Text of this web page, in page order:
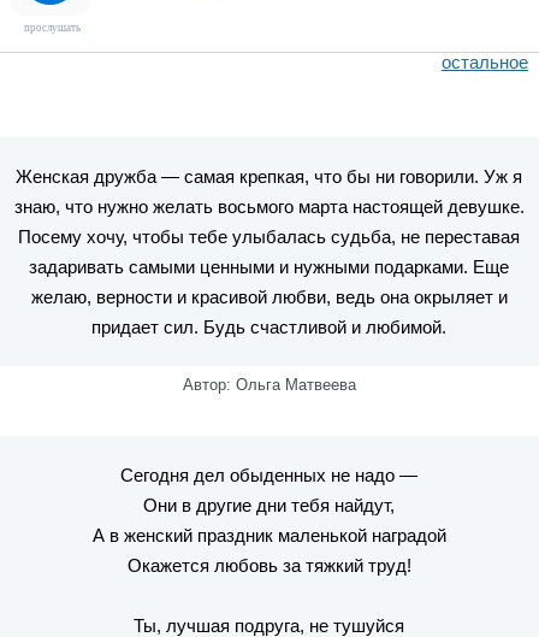
прослушать
остальное
Женская дружба — самая крепкая, что бы ни говорили. Уж я
знаю, что нужно желать восьмого марта настоящей девушке.
Посему хочу, чтобы тебе улыбалась судьба, не переставая
задаривать самыми ценными и нужными подарками. Еще
желаю, верности и красивой любви, ведь она окрыляет и
придает сил. Будь счастливой и любимой.
Автор: Ольга Матвеева
Сегодня дел обыденных не надо —
Они в другие дни тебя найдут,
А в женский праздник маленькой наградой
Окажется любовь за тяжкий труд!
Ты, лучшая подруга, не тушуйся